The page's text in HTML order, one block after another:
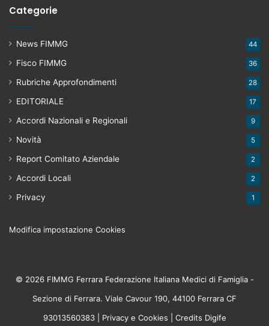
Categorie
News FIMMG 44
Fisco FIMMG 36
Rubriche Approfondimenti 28
EDITORIALE 17
Accordi Nazionali e Regionali 9
Novità 5
Report Comitato Aziendale 2
Accordi Locali 2
Privacy 1
Modifica impostazione Cookies
© 2026 FIMMG Ferrara Federazione Italiana Medici di Famiglia -
Sezione di Ferrara. Viale Cavour 190, 44100 Ferrara CF
93013560383 | Privacye Cookies | Credits Digife